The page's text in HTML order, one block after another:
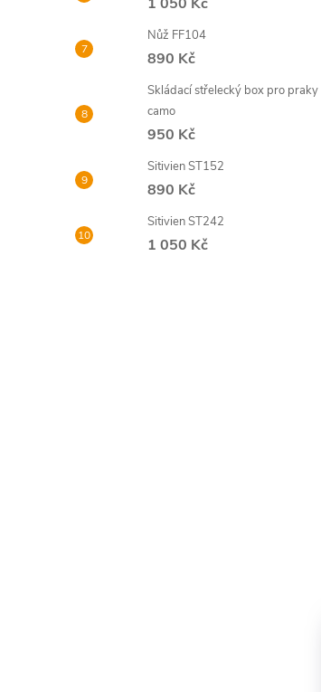
Nůž FF104
890 Kč
Skládací střelecký box pro praky
camo
950 Kč
Sitivien ST152
890 Kč
Sitivien ST242
1 050 Kč